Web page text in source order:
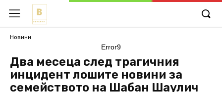
Новини
Error9
Два месеца след трагичния
инцидент лошите новини за
семейството на Шабан Шаулич